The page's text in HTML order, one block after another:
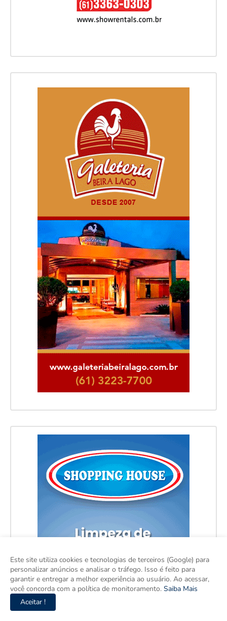
Este site utiliza cookies e tecnologias de terceiros (Google) para
personalizar anúncios e analisar o tráfego. Isso é feito para
garantir e entregar a melhor experiência ao usuário. Ao acessar,
você concorda com a política de monitoramento. Saiba Mais
Aceitar !